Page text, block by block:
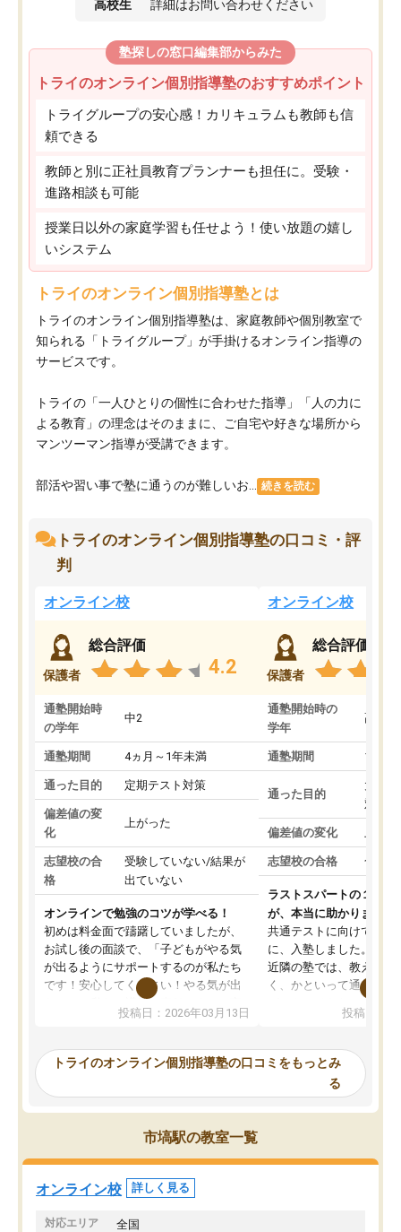
高校生 詳細はお問い合わせください
塾探しの窓口編集部からみた
トライのオンライン個別指導塾のおすすめポイント
トライグループの安心感！カリキュラムも教師も信
頼できる
教師と別に正社員教育プランナーも担任に。受験・
進路相談も可能
授業日以外の家庭学習も任せよう！使い放題の嬉し
いシステム
トライのオンライン個別指導塾とは
トライのオンライン個別指導塾は、家庭教師や個別教室で
知られる「トライグループ」が手掛けるオンライン指導の
サービスです。
トライの「一人ひとりの個性に合わせた指導」「人の力に
よる教育」の理念はそのままに、ご自宅や好きな場所から
マンツーマン指導が受講できます。
部活や習い事で塾に通うのが難しいお... 続きを読む
トライのオンライン個別指導塾の口コミ・評
判
オンライン校
保護者
総合評価
4.2
通塾開始時
の学年
中2
通塾期間 4ヵ月～1年未満
通った目的 定期テスト対策
偏差値の変
化
上がった
志望校の合
格
受験していない/結果が
出ていない
オンラインで勉強のコツが学べる！
初めは料金面で躊躇していましたが、
お試し後の面談で、「子どもがやる気
が出るようにサポートするのが私たち
です！安心してください！やる気が出
ないのは私たち講師の責任です」と言
ってくださり、確かに！と考えて、思
ったんですが、学生の先生から学ぶこ
み、徐々に成績が上がったらいいなと
思っていました。何が今足りないのか
を的確に指導いただき、子どももびっ
くりするほど楽しんでやる気を持って
塾を受けています。狙い通り、少しず
つ成績も上がり、苦手意識も無くなっ
てきたので、さらに苦手な数学も追加
でお願いしました。来年の高校受験に
投稿日：2026年03月13日
オンライン校
保護者
総合評価
通塾開始時の
学年
高3
通塾期間 1～3
通った目的
大学
対策
偏差値の変化 上が
志望校の合格 合格
ラストスパートの１か月
が、本当に助かりました
共通テストに向けての追
に、入塾しました。田舎
近隣の塾では、教えても
く、かといって通うには
可能なので本当に助か
らないところをピンポイ
頂いて、とてもわかり
していました。一生を
スト、多少お金がかかっ
投稿日：
トライのオンライン個別指導塾の口コミをもっとみ
る
市塙駅の教室一覧
オンライン校 詳しく見る
対応エリア 全国